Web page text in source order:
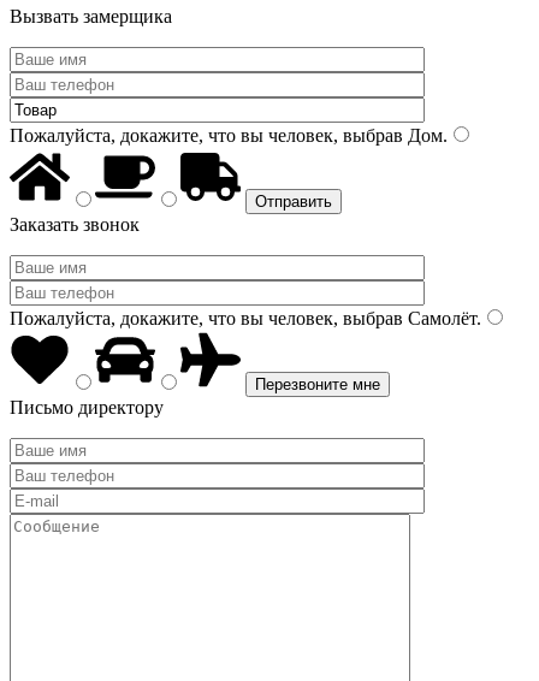
Вызвать замерщика
Пожалуйста, докажите, что вы человек, выбрав Дом.
Заказать звонок
Пожалуйста, докажите, что вы человек, выбрав Самолёт.
Письмо директору